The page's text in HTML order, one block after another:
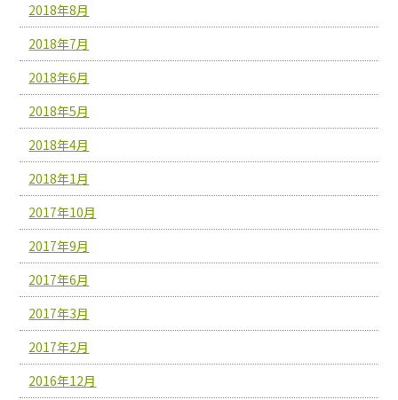
2018年8月
2018年7月
2018年6月
2018年5月
2018年4月
2018年1月
2017年10月
2017年9月
2017年6月
2017年3月
2017年2月
2016年12月